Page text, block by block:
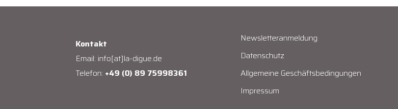
Kontakt
Email: info[at]la-digue.de
Telefon: +49 (0) 89 75998361
Newsletteranmeldung
Datenschutz
Allgemeine Geschäftsbedingungen
Impressum